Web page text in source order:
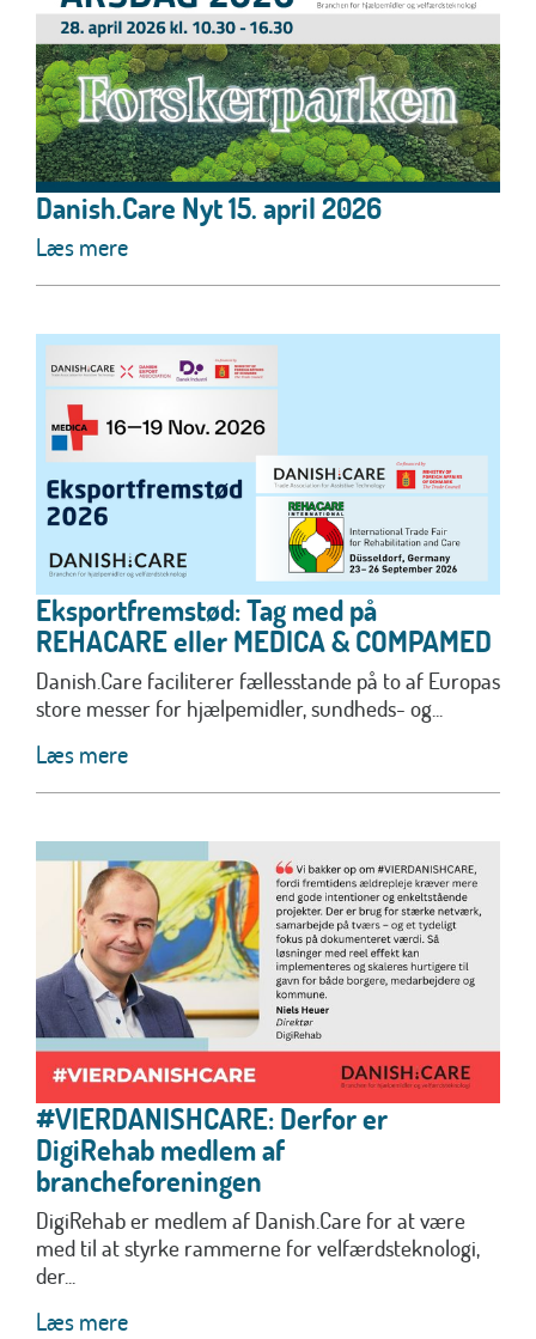
Danish.Care Nyt 15. april 2026
Læs mere
Eksportfremstød: Tag med på
REHACARE eller MEDICA & COMPAMED
Danish.Care faciliterer fællesstande på to af Europas
store messer for hjælpemidler, sundheds- og...
Læs mere
#VIERDANISHCARE: Derfor er
DigiRehab medlem af
brancheforeningen
DigiRehab er medlem af Danish.Care for at være
med til at styrke rammerne for velfærdsteknologi,
der...
Læs mere